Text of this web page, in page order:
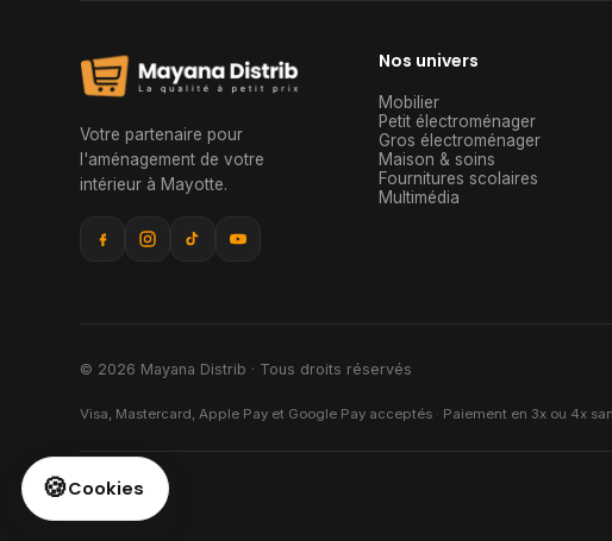
Votre partenaire pour
l'aménagement de votre
intérieur à Mayotte.
Nos univers
Mobilier
Petit électroménager
Gros électroménager
Maison & soins
Fournitures scolaires
Multimédia
© 2026 Mayana Distrib · Tous droits réservés
Visa, Mastercard, Apple Pay et Google Pay acceptés · Paiement en 3x ou 4x
🍪Cookies